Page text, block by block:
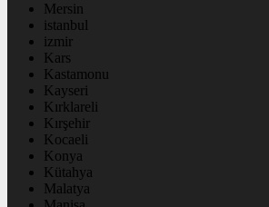
Mersin
istanbul
izmir
Kars
Kastamonu
Kayseri
Kırklareli
Kırşehir
Kocaeli
Konya
Kütahya
Malatya